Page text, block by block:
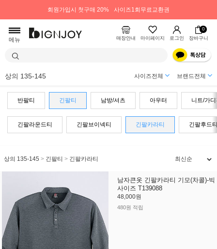
회원가입시 첫구매 20% 사이즈1회무료교환권
메뉴 매장안내 마이페이지 로그인
0
장바구니
상의 135-145 사이즈전체 브랜드전체
반팔티 긴팔티 남방/셔츠 아우터 니트/가
긴팔라운드티 긴팔브이넥티 긴팔카라티 긴팔후드
상의 135-145 > 긴팔티 > 긴팔카라티
남자큰옷 긴팔카라티 기모(차콜)-빅
사이즈 T139088
48,000원
480원 적립